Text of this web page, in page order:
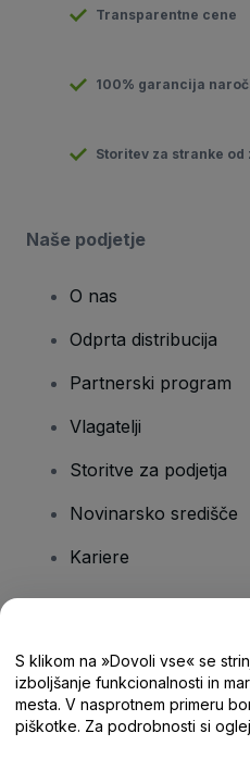
Transparentne cene
100% garancija
Storitev za stranke od
Naše podjetje
O nas
Odprta distribucija
Partnerski program
Vlagatelji
Storitve za podjetja
Novinarsko središče
Kariere
Središče za pomoč/
S klikom na »Dovoli vse« se
izboljšanje funkcionalnosti in
mesta. V nasprotnem primeru
piškotke. Za podrobnosti si